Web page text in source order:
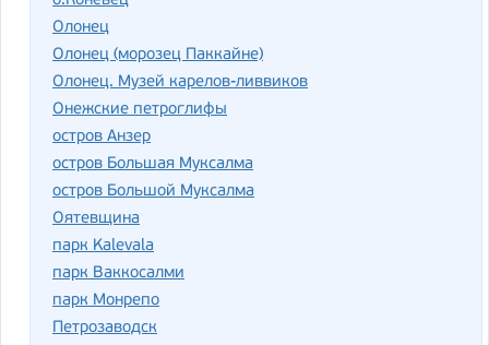
Олонец
Олонец (морозец Паккайне)
Олонец. Музей карелов-ливвиков
Онежские петроглифы
остров Анзер
остров Большая Муксалма
остров Большой Муксалма
Оятевщина
парк Kalevala
парк Ваккосалми
парк Монрепо
Петрозаводск